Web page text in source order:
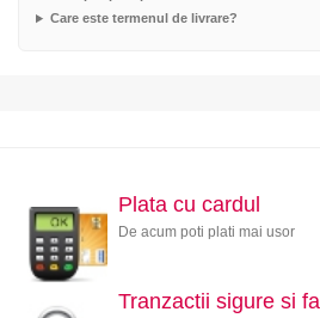
Care este termenul de livrare?
Plata cu cardul
De acum poti plati mai usor
Tranzactii sigure si